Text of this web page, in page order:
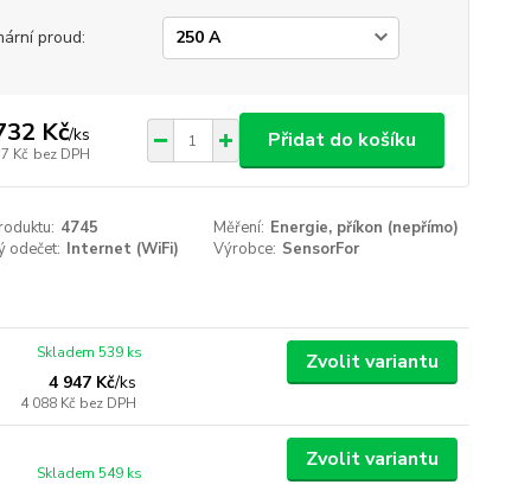
proud:
Kč/ks
Kč bez DPH
Přidat do košíku
4745 Měření: Energie, příkon (nepřímo)
odečet: Internet (WiFi) Výrobce: SensorFor
4 947 Kč/ks
4 088 Kč bez DPH
Skladem 539 ks Zvolit variantu
Skladem 549 ks
Zvolit variantu